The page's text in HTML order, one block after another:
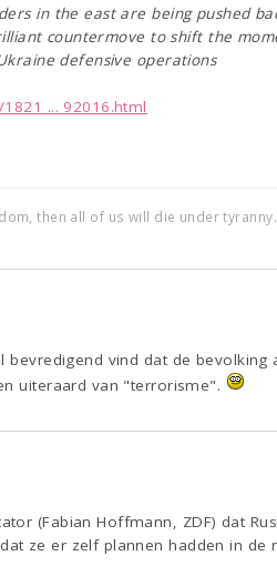
in the east are being pushed
countermove to shift the
defensive operations
... 92016.html
then all of us will die under tyranny.
bevredigend vind dat de
uiteraard van "terrorisme".
(Fabian Hoffmann, ZDF) dat
ze er zelf plannen hadden in de